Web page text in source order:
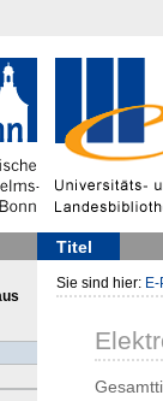
Titel
Sie sind hier: